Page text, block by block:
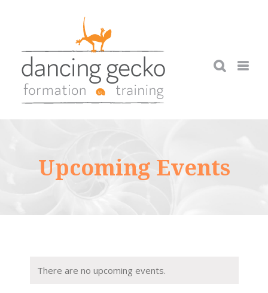
Upcoming Events
There are no upcoming events.